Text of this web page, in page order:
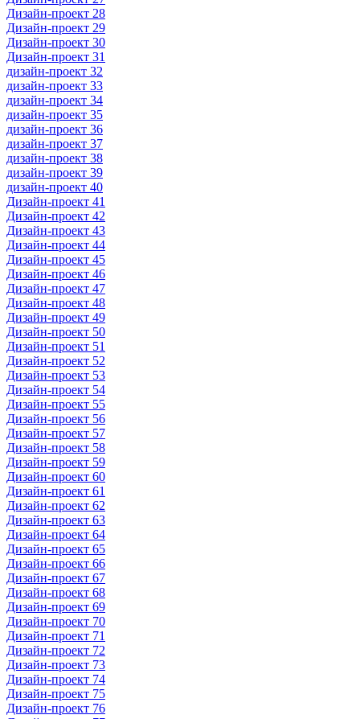
Дизайн-проект 28
Дизайн-проект 29
Дизайн-проект 30
Дизайн-проект 31
дизайн-проект 32
дизайн-проект 33
дизайн-проект 34
дизайн-проект 35
дизайн-проект 36
дизайн-проект 37
дизайн-проект 38
дизайн-проект 39
дизайн-проект 40
Дизайн-проект 41
Дизайн-проект 42
Дизайн-проект 43
Дизайн-проект 44
Дизайн-проект 45
Дизайн-проект 46
Дизайн-проект 47
Дизайн-проект 48
Дизайн-проект 49
Дизайн-проект 50
Дизайн-проект 51
Дизайн-проект 52
Дизайн-проект 53
Дизайн-проект 54
Дизайн-проект 55
Дизайн-проект 56
Дизайн-проект 57
Дизайн-проект 58
Дизайн-проект 59
Дизайн-проект 60
Дизайн-проект 61
Дизайн-проект 62
Дизайн-проект 63
Дизайн-проект 64
Дизайн-проект 65
Дизайн-проект 66
Дизайн-проект 67
Дизайн-проект 68
Дизайн-проект 69
Дизайн-проект 70
Дизайн-проект 71
Дизайн-проект 72
Дизайн-проект 73
Дизайн-проект 74
Дизайн-проект 75
Дизайн-проект 76